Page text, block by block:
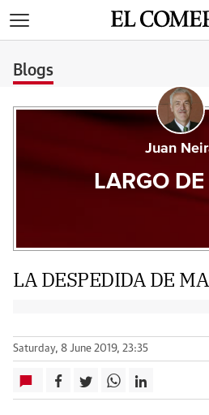
Blogs
Juan
LARGO
LA DESPEDIDA DE
Saturday, 8 June 2019, 23:35